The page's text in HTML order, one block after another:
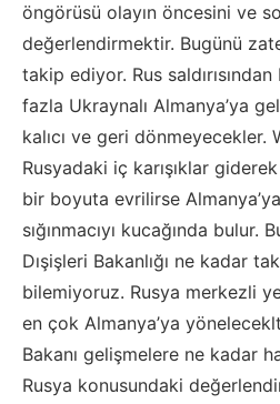
öngörüsü olayın öncesini ve
değerlendirmektir. Bugünü
takip ediyor. Rus
fazla Ukraynalı Almanya’ya
kalıcı ve geri dönmeyecekler.
Rusyadaki iç karışıklar
bir boyuta evrilirse
sığınmacıyı kucağında bulur.
Dışişleri Bakanlığı ne kadar
bilemiyoruz. Rusya merkezli
en çok Almanya’ya
Bakanı gelişmelere ne kadar
Rusya konusundaki